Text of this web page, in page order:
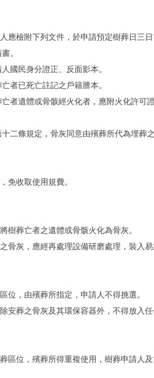
應檢附下列文件，於申請預定樹葬日三日
。
國民身分證正、反面影本。
者已死亡註記之戶籍謄本。
亡者遺體或骨骸經火化者，應附火化許可
二條規定，骨灰同意由殯葬所代為埋葬之
免收取使用規費。
樹葬亡者之遺體或骨骸火化為骨灰。
骨灰，應經再處理設備研磨處理，裝入
位，由殯葬所指定，申請人不得挑選。
安葬之骨灰及其環保容器外，不得放入任
區位，殯葬所得重複使用，樹葬申請人及